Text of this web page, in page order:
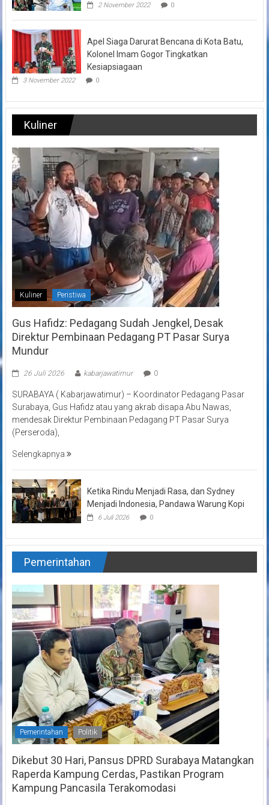
2 November 2022 0
Apel Siaga Darurat Bencana di Kota Batu,
Kolonel Imam Gogor Tingkatkan
Kesiapsiagaan
3 November 2022 0
Kuliner
Kuliner Peristiwa
Gus Hafidz: Pedagang Sudah Jengkel, Desak
Direktur Pembinaan Pedagang PT Pasar Surya
Mundur
26 Juli 2026 kabarjawatimur 0
SURABAYA ( Kabarjawatimur) – Koordinator Pedagang Pasar
Surabaya, Gus Hafidz atau yang akrab disapa Abu Nawas,
mendesak Direktur Pembinaan Pedagang PT Pasar Surya
(Perseroda),
Selengkapnya
Ketika Rindu Menjadi Rasa, dan Sydney
Menjadi Indonesia, Pandawa Warung Kopi
6 Juli 2026 0
Pemerintahan
Pemerintahan Politik
Dikebut 30 Hari, Pansus DPRD Surabaya Matangkan
Raperda Kampung Cerdas, Pastikan Program
Kampung Pancasila Terakomodasi